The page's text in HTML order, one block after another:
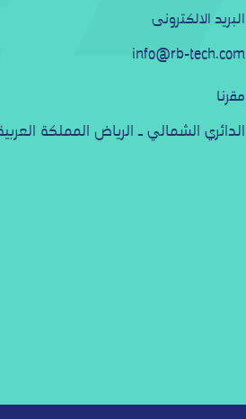
البريد الالكترونى
info@rb-tech.com
مقرنا
الدائري الشمالي ـ الرياض المملكة